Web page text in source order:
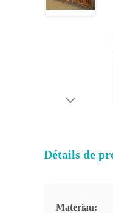
Détails de
Matériau: